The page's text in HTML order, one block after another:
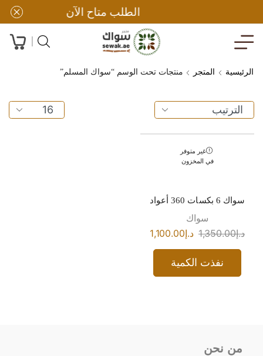
الطلب متاح الآن
الرئيسية المتجر منتجات تحت الوسم “سواك المسلم”
غير متوفر
في المخزون
سواك 6 بكسات 360 أعواد
سواك
د.إ1,350.00 د.إ1,100.00
نفذت الكمية
من نحن